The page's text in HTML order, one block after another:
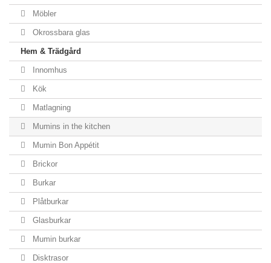
Möbler
Okrossbara glas
Hem & Trädgård
Innomhus
Kök
Matlagning
Mumins in the kitchen
Mumin Bon Appétit
Brickor
Burkar
Plåtburkar
Glasburkar
Mumin burkar
Disktrasor